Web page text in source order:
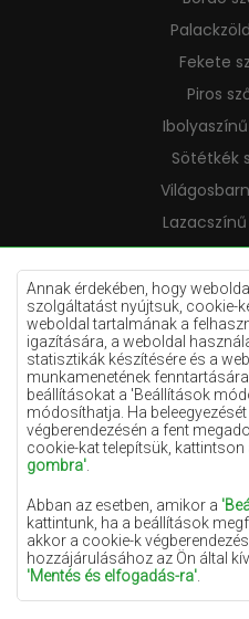
Annak érdekében, hogy
szolgáltatást nyújtsuk, cookie-
weboldal tartalmának a
igazítására, a weboldal
statisztikák készítésére és a
munkamenetének
beállításokat a 'Beállítások
módosíthatja. Ha
végberendezésén a fent
cookie-kat telepítsük, kattintson
gombra'
Abban az esetben, amikor a
kattintunk, ha a beállítások
akkor a cookie-k
hozzájárulásához az Ön által
'Mentés és elfogadás-ra'
Fekete
Piros
Sötétkék
Lila
Sárga
Zöld
Arany